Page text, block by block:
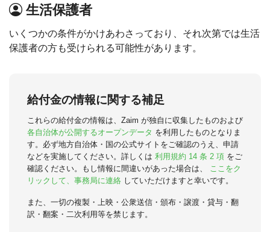
生活保護者
いくつかの条件がかけあわさっており、それ次第では生活
保護者の方も受けられる可能性があります。
給付金の情報に関する補足
これらの給付金の情報は、Zaim が独自に収集したものおよび
各自治体が公開するオープンデータ を利用したものとなりま
す。必ず地方自治体・国の公式サイトをご確認のうえ、申請
などを実施してください。詳しくは 利用規約 14 条 2 項 をご
確認ください。もし情報に間違いがあった場合は、
ここをク
リックして、事務局に連絡 していただけますと幸いです。
また、一切の複製・上映・公衆送信・頒布・譲渡・貸与・翻
訳・翻案・二次利用等を禁じます。